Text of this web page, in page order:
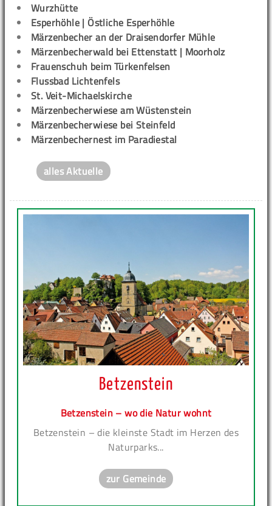
Wurzhütte
Esperhöhle | Östliche Esperhöhle
Märzenbecher an der Draisendorfer Mühle
Märzenbecherwald bei Ettenstatt | Moorholz
Frauenschuh beim Türkenfelsen
Flussbad Lichtenfels
St. Veit-Michaelskirche
Märzenbecherwiese am Wüstenstein
Märzenbecherwiese bei Steinfeld
Märzenbechernest im Paradiestal
alles Aktuelle
Betzenstein
Betzenstein – wo die Natur wohnt
Betzenstein – die kleinste Stadt im Herzen des
Naturparks...
zur Gemeinde